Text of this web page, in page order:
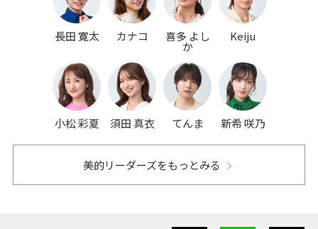
長田 寛太 カナコ 喜多 よし
か
Keiju
小松 彩夏 須田 真衣 てんま 新希 咲乃
美的リーダーズをもっとみる